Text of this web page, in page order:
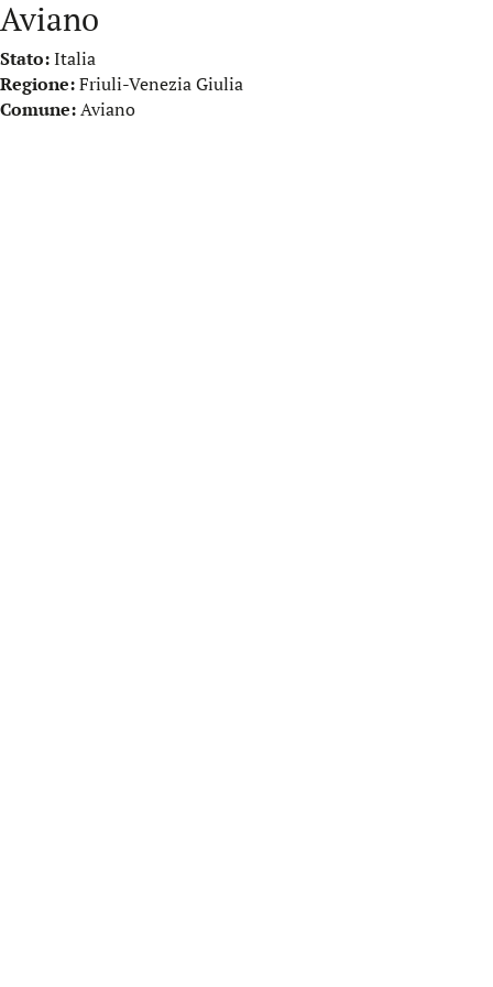
Aviano
Stato:Italia
Regione:Friuli-Venezia Giulia
Comune:Aviano